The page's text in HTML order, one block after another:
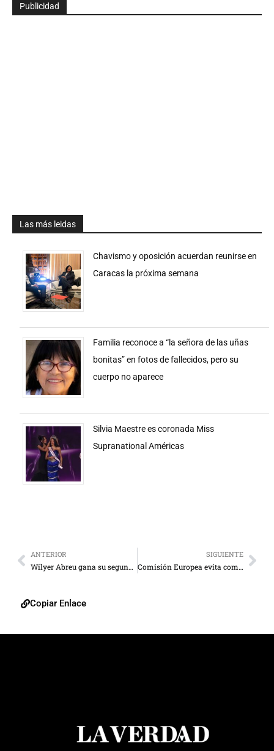
Publicidad
Las más leidas
Chavismo y oposición acuerdan reunirse en
Caracas la próxima semana
Familia reconoce a “la señora de las uñas
bonitas” en fotos de fallecidos, pero su
cuerpo no aparece
Silvia Maestre es coronada Miss
Supranational Américas
ANTERIOR
Wilyer Abreu gana su segundo Guante de Oro en la MLB
SIGUIENTE
Comisión Europea evita comentar el aumento de tensiones entre EE. UU. y Venezuela
Copiar Enlace